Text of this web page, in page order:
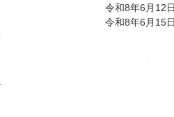
令和8年6月12日
令和8年6月15日